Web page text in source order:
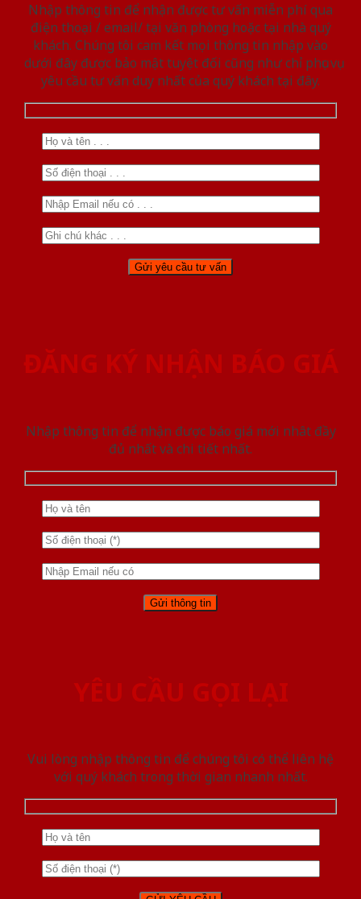
Nhập thông tin để nhận được tư vấn miễn phí qua
điện thoại / email/ tại văn phòng hoặc tại nhà quý
khách. Chúng tôi cam kết mọi thông tin nhập vào
dưới đây được bảo mật tuyệt đối cũng như chỉ phục vụ
yêu cầu tư vấn duy nhất của quý khách tại đây.
ĐĂNG KÝ NHẬN BÁO GIÁ
Nhập thông tin để nhận được báo giá mới nhât đầy
đủ nhất và chi tiết nhất.
YÊU CẦU GỌI LẠI
Vui lòng nhập thông tin để chúng tôi có thể liên hệ
với quý khách trong thời gian nhanh nhất.